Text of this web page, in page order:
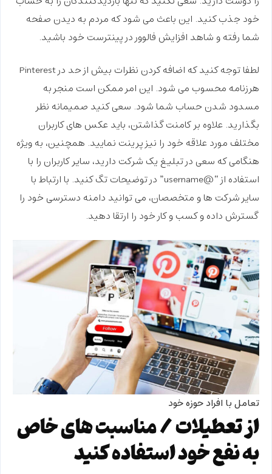
خود جذب کنید. این باعث می شود که مردم به دیدن صفحه
شما رفته و شاهد افزایش فالوور در پینترست خود باشید.
لطفا توجه کنید که اضافه کردن نظرات بیش از حد در Pinterest
هرزنامه محسوب می شود. این امر ممکن است منجر به
مسدود شدن حساب شما شود. سعی کنید صمیمانه نظر
بگذارید. علاوه بر کامنت گذاشتن، باید عکس های کاربران
مختلف مورد علاقه خود را نیز پرینت نمایید. همچنین، به ویژه
هنگامی که سعی در تبلیغ یک شرکت دارید، سایر کاربران را با
استفاده از “@username” در توضیحات تگ کنید. با ارتباط با
سایر شرکت ها و متخصصان، می توانید دامنه دسترسی خود را
گسترش داده و کسب و کار خود را ارتقا دهید.
تعامل با افراد حوزه خود
از تعطیلات / مناسبت های خاص
به نفع خود استفاده کنید